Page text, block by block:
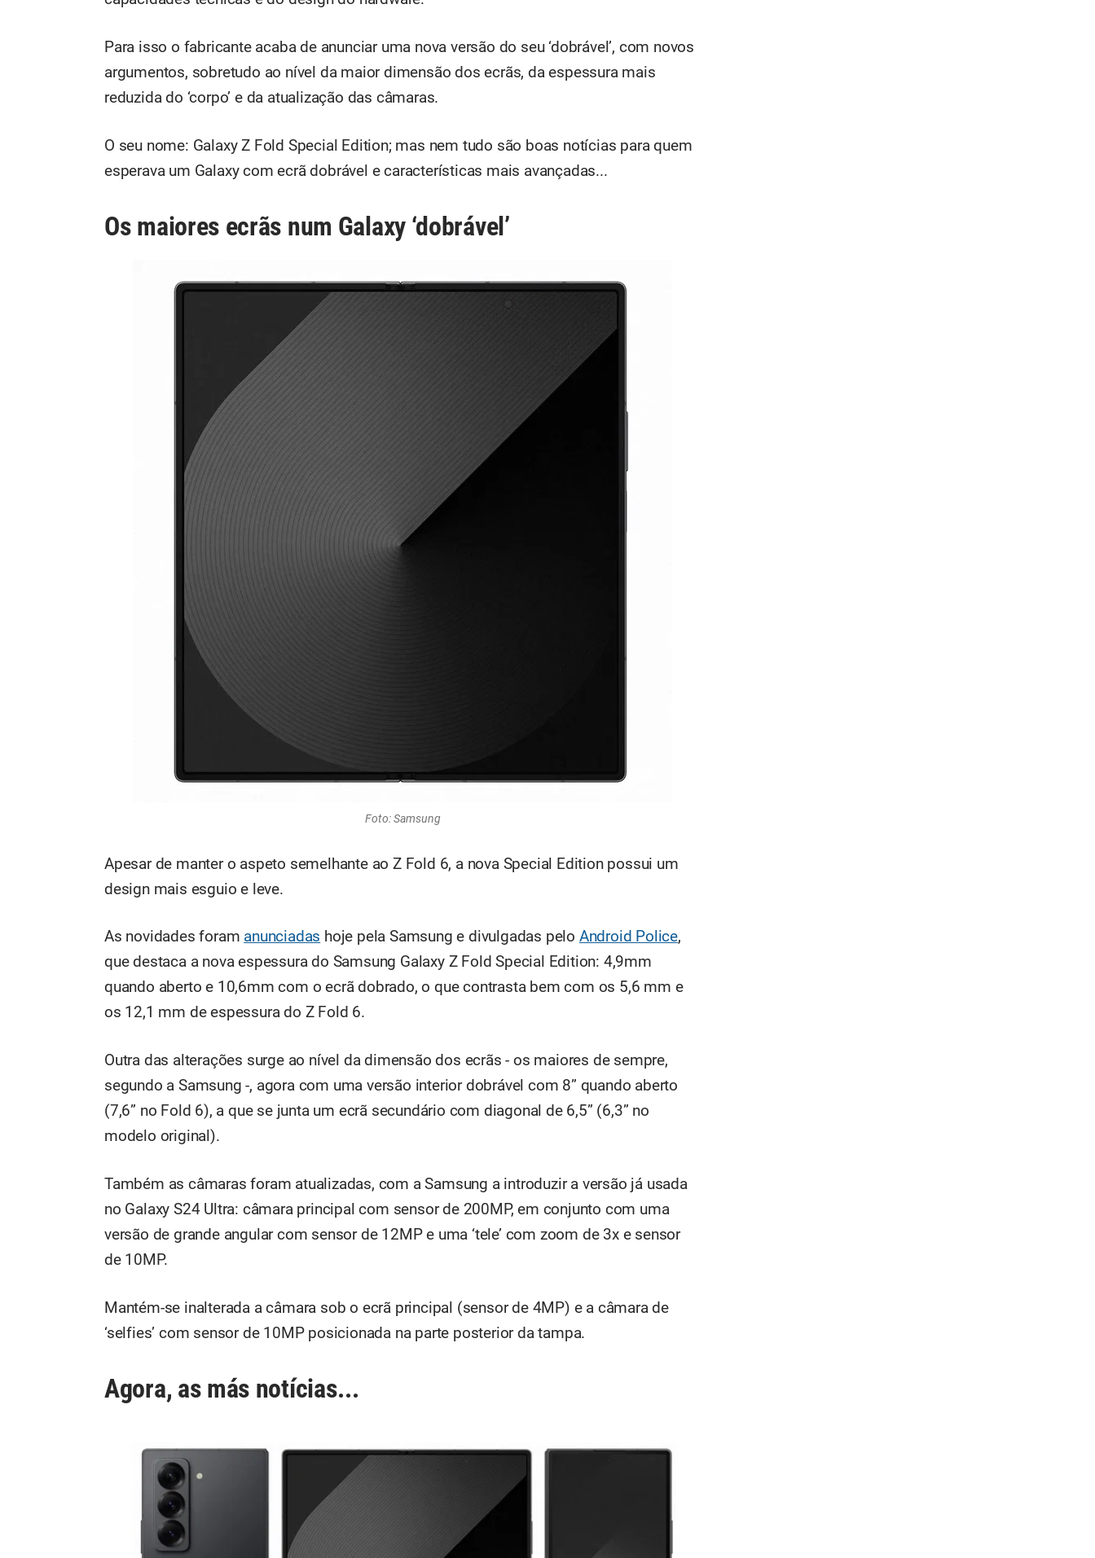
Para isso o fabricante acaba de anunciar uma nova versão do seu ‘dobrável’, com novos
argumentos, sobretudo ao nível da maior dimensão dos ecrãs, da espessura mais
reduzida do ‘corpo’ e da atualização das câmaras.
O seu nome: Galaxy Z Fold Special Edition; mas nem tudo são boas notícias para quem
esperava um Galaxy com ecrã dobrável e características mais avançadas...
Os maiores ecrãs num Galaxy ‘dobrável’
Foto: Samsung
Apesar de manter o aspeto semelhante ao Z Fold 6, a nova Special Edition possui um
design mais esguio e leve.
As novidades foram anunciadas hoje pela Samsung e divulgadas pelo Android Police,
que destaca a nova espessura do Samsung Galaxy Z Fold Special Edition: 4,9mm
quando aberto e 10,6mm com o ecrã dobrado, o que contrasta bem com os 5,6 mm e
os 12,1 mm de espessura do Z Fold 6.
Outra das alterações surge ao nível da dimensão dos ecrãs - os maiores de sempre,
segundo a Samsung -, agora com uma versão interior dobrável com 8” quando aberto
(7,6” no Fold 6), a que se junta um ecrã secundário com diagonal de 6,5” (6,3” no
modelo original).
Também as câmaras foram atualizadas, com a Samsung a introduzir a versão já usada
no Galaxy S24 Ultra: câmara principal com sensor de 200MP, em conjunto com uma
versão de grande angular com sensor de 12MP e uma ‘tele’ com zoom de 3x e sensor
de 10MP.
Mantém-se inalterada a câmara sob o ecrã principal (sensor de 4MP) e a câmara de
‘selfies’ com sensor de 10MP posicionada na parte posterior da tampa.
Agora, as más notícias...